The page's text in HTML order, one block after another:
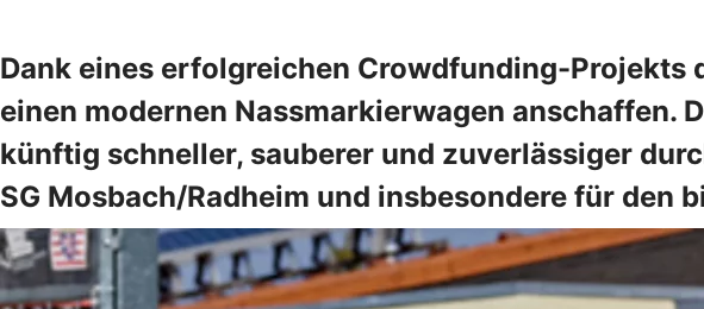
Dank eines erfolgreichen Crowdfunding-Projekts
einen modernen Nassmarkierwagen anschaffen.
künftig schneller, sauberer und zuverlässiger
SG Mosbach/Radheim und insbesondere für den